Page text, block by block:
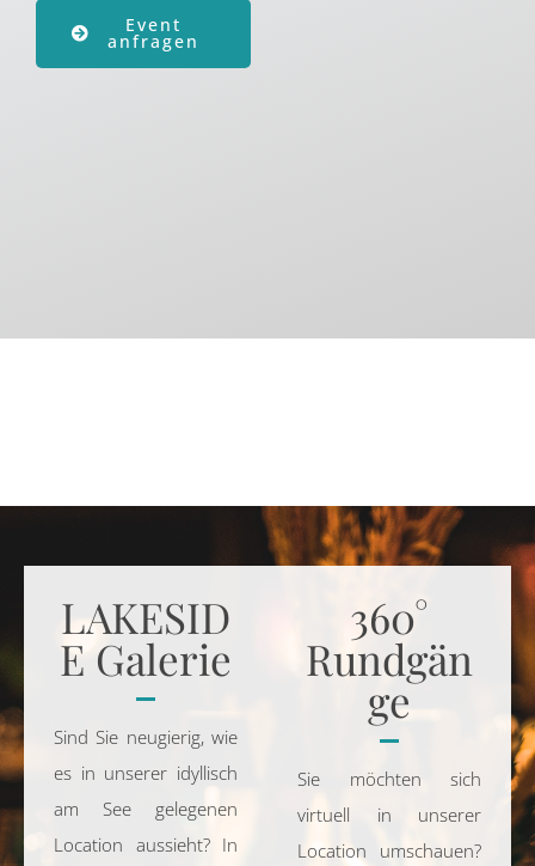
Event
anfragen
LAKESID
E Galerie
Sind Sie neugierig, wie
es in unserer idyllisch
am See gelegenen
Location aussieht? In
360°
Rundgän
ge
Sie möchten sich
virtuell in unserer
Location umschauen?